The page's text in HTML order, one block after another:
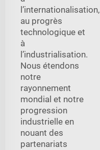
l’internationalisation,
au progrès
technologique et
à
l’industrialisation.
Nous étendons
notre
rayonnement
mondial et notre
progression
industrielle en
nouant des
partenariats